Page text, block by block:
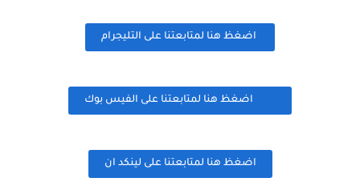
اضغظ هنا لمتابعتنا على التليجرام
اضغظ هنا لمتابعتنا على الفيس بوك
اضغظ هنا لمتابعتنا على لينكد ان